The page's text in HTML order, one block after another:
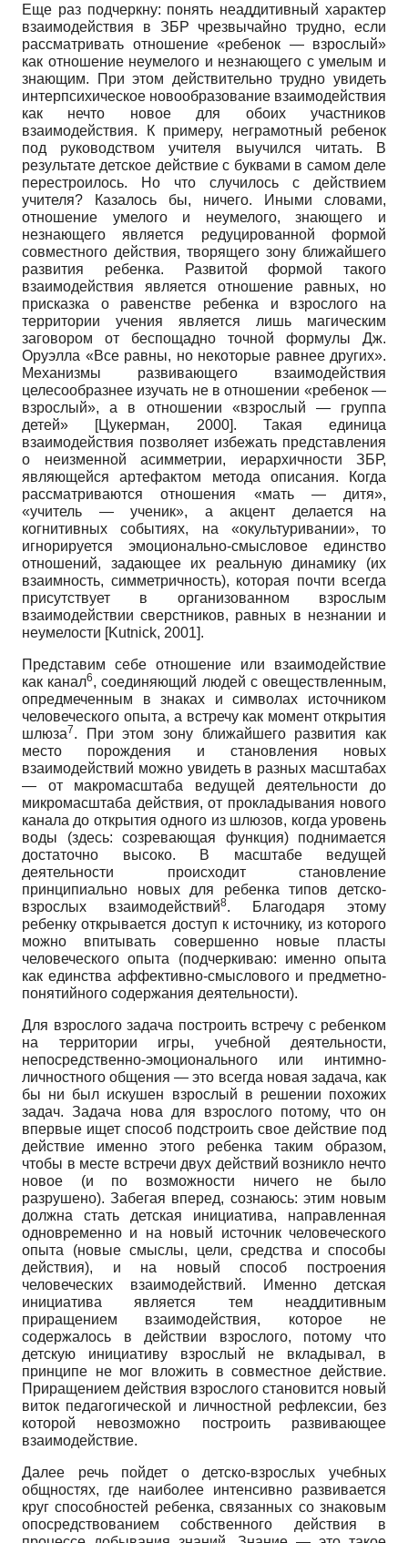
Еще раз подчеркну: понять неаддитивный характер
взаимодействия в ЗБР чрезвычайно трудно, если
рассматривать отношение «ребенок — взрослый»
как отношение неумелого и незнающего с умелым и
знающим. При этом действительно трудно увидеть
интерпсихическое новообразование взаимодействия
как нечто новое для обоих участников
взаимодействия. К примеру, неграмотный ребенок
под руководством учителя выучился читать. В
результате детское действие с буквами в самом деле
перестроилось. Но что случилось с действием
учителя? Казалось бы, ничего. Иными словами,
отношение умелого и неумелого, знающего и
незнающего является редуцированной формой
совместного действия, творящего зону ближайшего
развития ребенка. Развитой формой такого
взаимодействия является отношение равных, но
присказка о равенстве ребенка и взрослого на
территории учения является лишь магическим
заговором от беспощадно точной формулы Дж.
Оруэлла «Все равны, но некоторые равнее других».
Механизмы развивающего взаимодействия
целесообразнее изучать не в отношении «ребенок —
взрослый», а в отношении «взрослый — группа
детей»
[Цукерман, 2000]. Такая единица
взаимодействия позволяет избежать представления
о неизменной асимметрии, иерархичности ЗБР,
являющейся артефактом метода описания. Когда
рассматриваются отношения «мать — дитя»,
«учитель — ученик», а акцент делается на
когнитивных событиях, на «окультуривании», то
игнорируется эмоционально-смысловое единство
отношений, задающее их реальную динамику (их
взаимность, симметричность), которая почти всегда
присутствует в организованном взрослым
взаимодействии сверстников, равных в незнании и
неумелости [Kutnick, 2001].
Представим себе отношение или взаимодействие
как канал6, соединяющий людей с овеществленным,
опредмеченным в знаках и символах источником
человеческого опыта, а встречу как момент открытия
шлюза7. При этом зону ближайшего развития как
место порождения и становления новых
взаимодействий можно увидеть в разных масштабах
— от макромасштаба ведущей деятельности до
микромасштаба действия, от прокладывания нового
канала до открытия одного из шлюзов, когда уровень
воды (здесь: созревающая функция) поднимается
достаточно высоко. В масштабе ведущей
деятельности происходит становление
принципиально новых для ребенка типов детско-
взрослых взаимодействий8. Благодаря этому
ребенку открывается доступ к источнику, из которого
можно впитывать совершенно новые пласты
человеческого опыта (подчеркиваю: именно опыта
как единства аффективно-смыслового и предметно-
понятийного содержания деятельности).
Для взрослого задача построить встречу с ребенком
на территории игры, учебной деятельности,
непосредственно-эмоционального или интимно-
личностного общения — это всегда новая задача, как
бы ни был искушен взрослый в решении похожих
задач. Задача нова для взрослого потому, что он
впервые ищет способ подстроить свое действие под
действие именно этого ребенка таким образом,
чтобы в месте встречи двух действий возникло нечто
новое (и по возможности ничего не было
разрушено). Забегая вперед, сознаюсь: этим новым
должна стать детская инициатива, направленная
одновременно и на новый источник человеческого
опыта (новые смыслы, цели, средства и способы
действия), и на новый способ построения
человеческих взаимодействий. Именно детская
инициатива является тем неаддитивным
приращением взаимодействия, которое не
содержалось в действии взрослого, потому что
детскую инициативу взрослый не вкладывал, в
принципе не мог вложить в совместное действие.
Приращением действия взрослого становится новый
виток педагогической и личностной рефлексии, без
которой невозможно построить развивающее
взаимодействие.
Далее речь пойдет о детско-взрослых учебных
общностях, где наиболее интенсивно развивается
круг способностей ребенка, связанных со знаковым
опосредствованием собственного действия в